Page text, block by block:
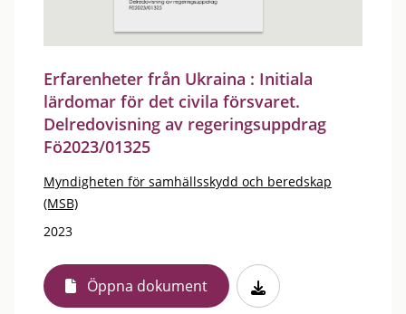
Erfarenheter från Ukraina : Initiala
lärdomar för det civila försvaret.
Delredovisning av regeringsuppdrag
Fö2023/01325
Myndigheten för samhällsskydd och beredskap
(MSB)
2023
Öppna dokument